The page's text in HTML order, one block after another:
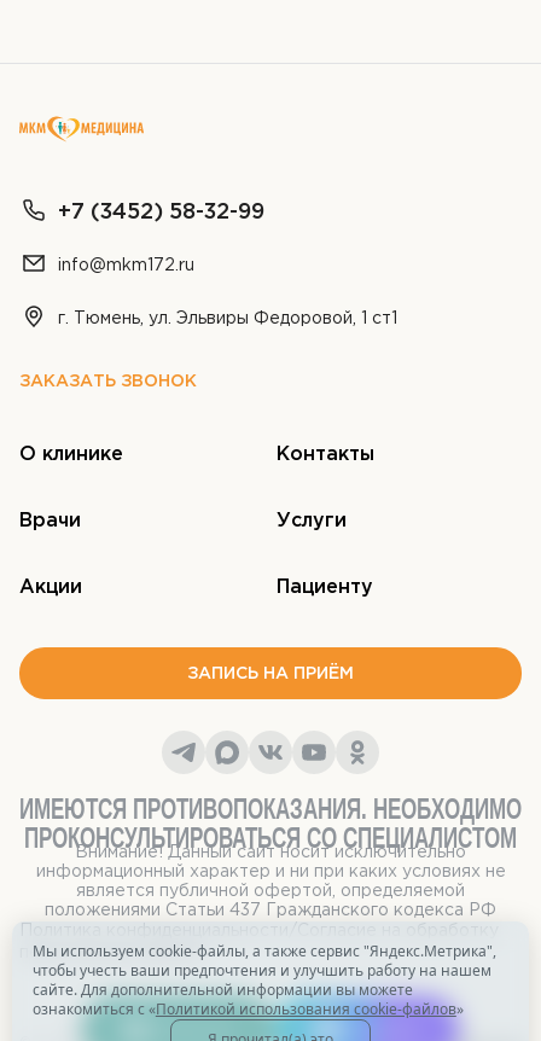
+7 (3452) 58-32-99
info@mkm172.ru
г. Тюмень, ул. Эльвиры Федоровой, 1 ст1
ЗАКАЗАТЬ ЗВОНОК
О клинике
Врачи
Акции
Контакты
Услуги
Пациенту
ЗАПИСЬ НА ПРИЁМ
ИМЕЮТСЯ ПРОТИВОПОКАЗАНИЯ. НЕОБХОДИМО
ПРОКОНСУЛЬТИРОВАТЬСЯ СО СПЕЦИАЛИСТОМ
Внимание! Данный сайт носит исключительно
информационный характер и ни при каких условиях не
является публичной офертой, определяемой
положениями Статьи 437 Гражданского кодекса РФ
персональных данных
Мы используем cookie-файлы, а также сервис "Яндекс.Метрика",
чтобы учесть ваши предпочтения и улучшить работу на нашем
сайте. Для дополнительной информации вы можете
ознакомиться с «Политикой использования cookie-файлов»
Позвонить Написать